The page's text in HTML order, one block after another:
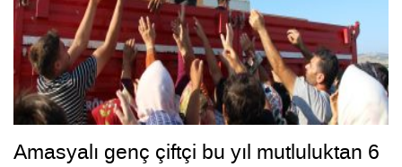
Amasyalı genç çiftçi bu yıl mutluluktan 6